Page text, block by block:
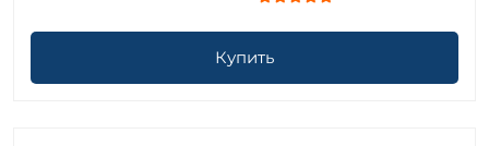
Купить